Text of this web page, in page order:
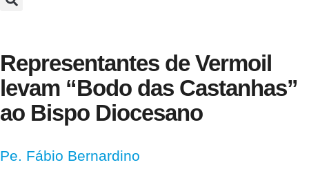
Representantes de Vermoil
levam “Bodo das Castanhas”
ao Bispo Diocesano
Pe. Fábio Bernardino